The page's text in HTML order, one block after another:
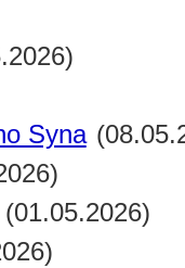
Syna
(01.05.2026)